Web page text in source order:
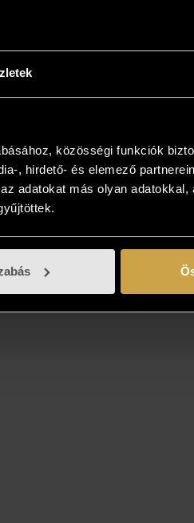
közösségi funkciók
, hirdető- és elemező
adatokat más olyan adatokkal,